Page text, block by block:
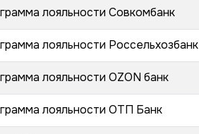
лояльности Совкомбанк
лояльности Россельхозбанк
лояльности OZON банк
лояльности ОТП Банк